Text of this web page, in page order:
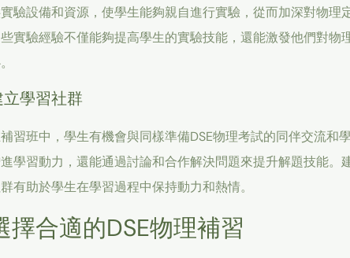
驗設備和資源，使學生能夠親自進行實驗，從而加深對物理
實驗經驗不僅能夠提高學生的實驗技能，還能激發他們對物
立學習社群
習班中，學生有機會與同樣準備DSE物理考試的同伴交流和
學習動力，還能通過討論和合作解決問題來提升解題技能。
有助於學生在學習過程中保持動力和熱情。
擇合適的DSE物理補習